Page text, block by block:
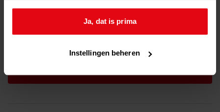
Ja, dat is prima
Instellingen beheren
instemming
ik ga akkoord met deprivacyverklaring*